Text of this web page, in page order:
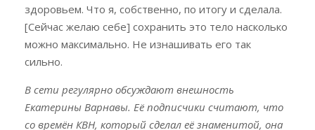
здоровьем. Что я, собственно, по итогу и сделала.
[Сейчас желаю себе] сохранить это тело насколько
можно максимально. Не изнашивать его так
сильно.
В сети регулярно обсуждают внешность
Екатерины Варнавы. Её подписчики считают, что
со времён КВН, который сделал её знаменитой, она